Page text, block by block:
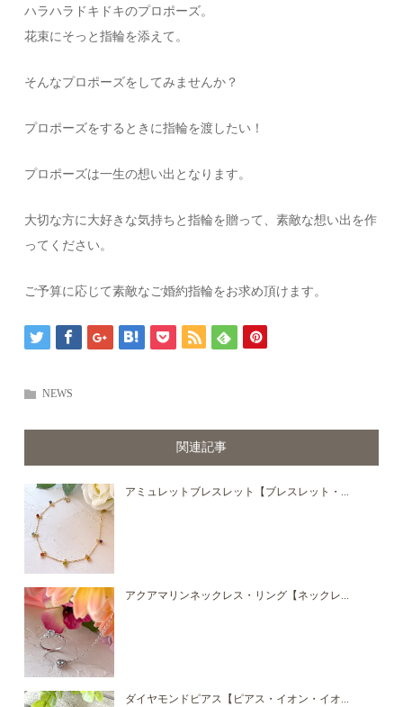
ハラハラドキドキのプロポーズ。
花束にそっと指輪を添えて。
そんなプロポーズをしてみませんか？
プロポーズをするときに指輪を渡したい！
プロポーズは一生の想い出となります。
大切な方に大好きな気持ちと指輪を贈って、素敵な想い出を作
ってください。
ご予算に応じて素敵なご婚約指輪をお求め頂けます。
NEWS
関連記事
アミュレットブレスレット【ブレスレット・...
アクアマリンネックレス・リング【ネックレ...
ダイヤモンドピアス【ピアス・イオン・イオ...